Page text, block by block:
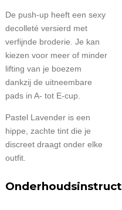
De push-up heeft een sexy
decolleté versierd met
verfijnde broderie. Je kan
kiezen voor meer of minder
lifting van je boezem
dankzij de uitneembare
pads in A- tot E-cup.
Pastel Lavender is een
hippe, zachte tint die je
discreet draagt onder elke
outfit.